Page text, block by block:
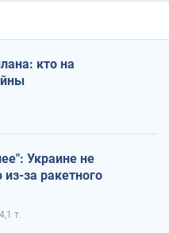
кто на
Украине не
за ракетного
4,1 т.